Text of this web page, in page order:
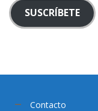
SUSCRÍBETE
Contacto